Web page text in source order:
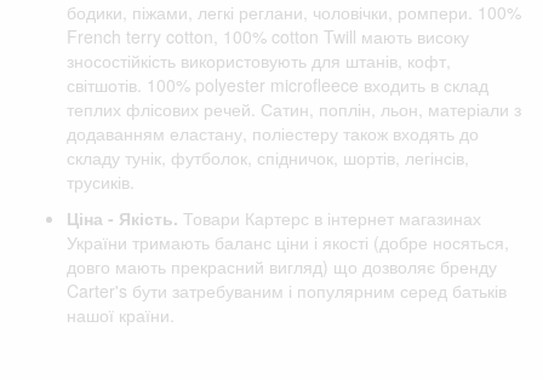
бодики, піжами, легкі реглани, чоловічки, ромпери. 100%
French terry cotton, 100% cotton Twill мають високу
зносостійкість використовують для штанів, кофт,
світшотів. 100% polyester microfleece входить в склад
теплих флісових речей. Сатин, поплін, льон, матеріали з
додаванням еластану, поліестеру також входять до
складу тунік, футболок, спідничок, шортів, легінсів,
трусиків.
Ціна - Якість. Товари Картерс в інтернет магазинах
України тримають баланс ціни і якості (добре носяться,
довго мають прекрасний вигляд) що дозволяє бренду
Carter's бути затребуваним і популярним серед батьків
нашої країни.